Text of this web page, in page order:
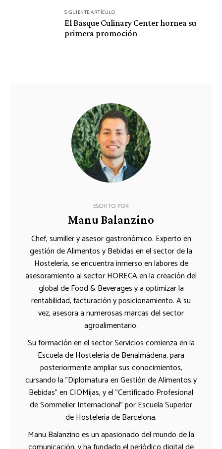
SIGUIENTE ARTÍCULO
El Basque Culinary Center hornea su
primera promoción
ESCRITO POR
Manu Balanzino
Chef, sumiller y asesor gastronómico. Experto en
gestión de Alimentos y Bebidas en el sector de la
Hostelería, se encuentra inmerso en labores de
asesoramiento al sector HORECA en la creación del
global de Food & Beverages y a optimizar la
rentabilidad, facturación y posicionamiento. A su
vez, asesora a numerosas marcas del sector
agroalimentario.
Su formación en el sector Servicios comienza en la
Escuela de Hostelería de Benalmádena, para
posteriormente ampliar sus conocimientos,
cursando la "Diplomatura en Gestión de Alimentos y
Bebidas" en CIOMijas, y el "Certificado Profesional
de Sommelier Internacional" por Escuela Superior
de Hostelería de Barcelona.
Manu Balanzino es un apasionado del mundo de la